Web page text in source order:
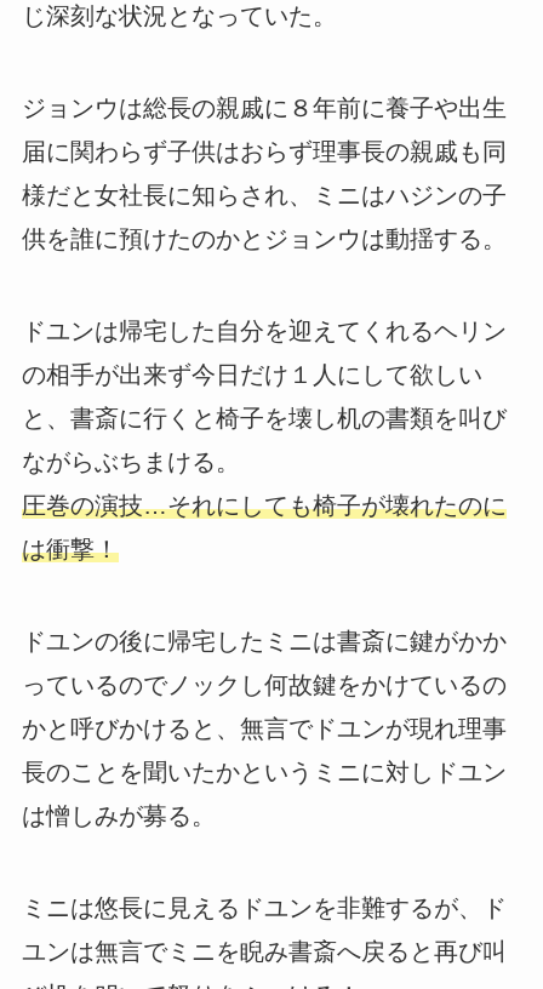
じ深刻な状況となっていた。
ジョンウは総長の親戚に８年前に養子や出生
届に関わらず子供はおらず理事長の親戚も同
様だと女社長に知らされ、ミニはハジンの子
供を誰に預けたのかとジョンウは動揺する。
ドユンは帰宅した自分を迎えてくれるヘリン
の相手が出来ず今日だけ１人にして欲しい
と、書斎に行くと椅子を壊し机の書類を叫び
ながらぶちまける。
圧巻の演技…それにしても椅子が壊れたのに
は衝撃！
ドユンの後に帰宅したミニは書斎に鍵がかか
っているのでノックし何故鍵をかけているの
かと呼びかけると、無言でドユンが現れ理事
長のことを聞いたかというミニに対しドユン
は憎しみが募る。
ミニは悠長に見えるドユンを非難するが、ド
ユンは無言でミニを睨み書斎へ戻ると再び叫